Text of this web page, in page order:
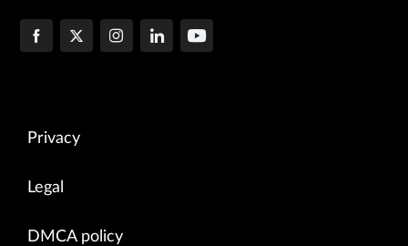
Privacy
Legal
DMCA policy